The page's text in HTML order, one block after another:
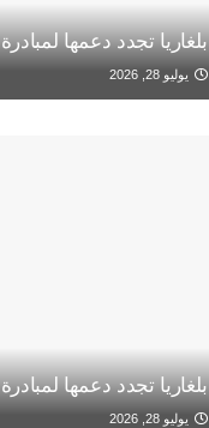
بلغاريا تجدد دعمها
يوليو 28, 2026
بلغاريا تجدد دعمها
يوليو 28, 2026